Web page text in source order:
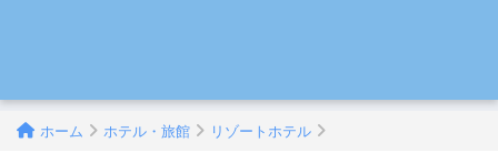
ホーム ホテル・旅館 リゾートホテル